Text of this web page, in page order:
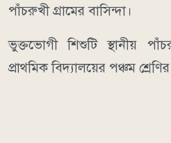
পাঁচরুখী গ্রামের বাসিন্দা।
ভুক্তভোগী শিশুটি স্থানীয়
প্রাথমিক বিদ্যালয়ের পঞ্চম শ্রেণির